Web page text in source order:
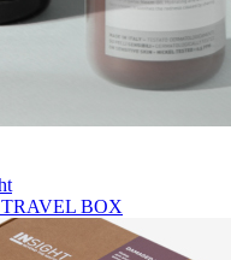
TRAVEL BOX